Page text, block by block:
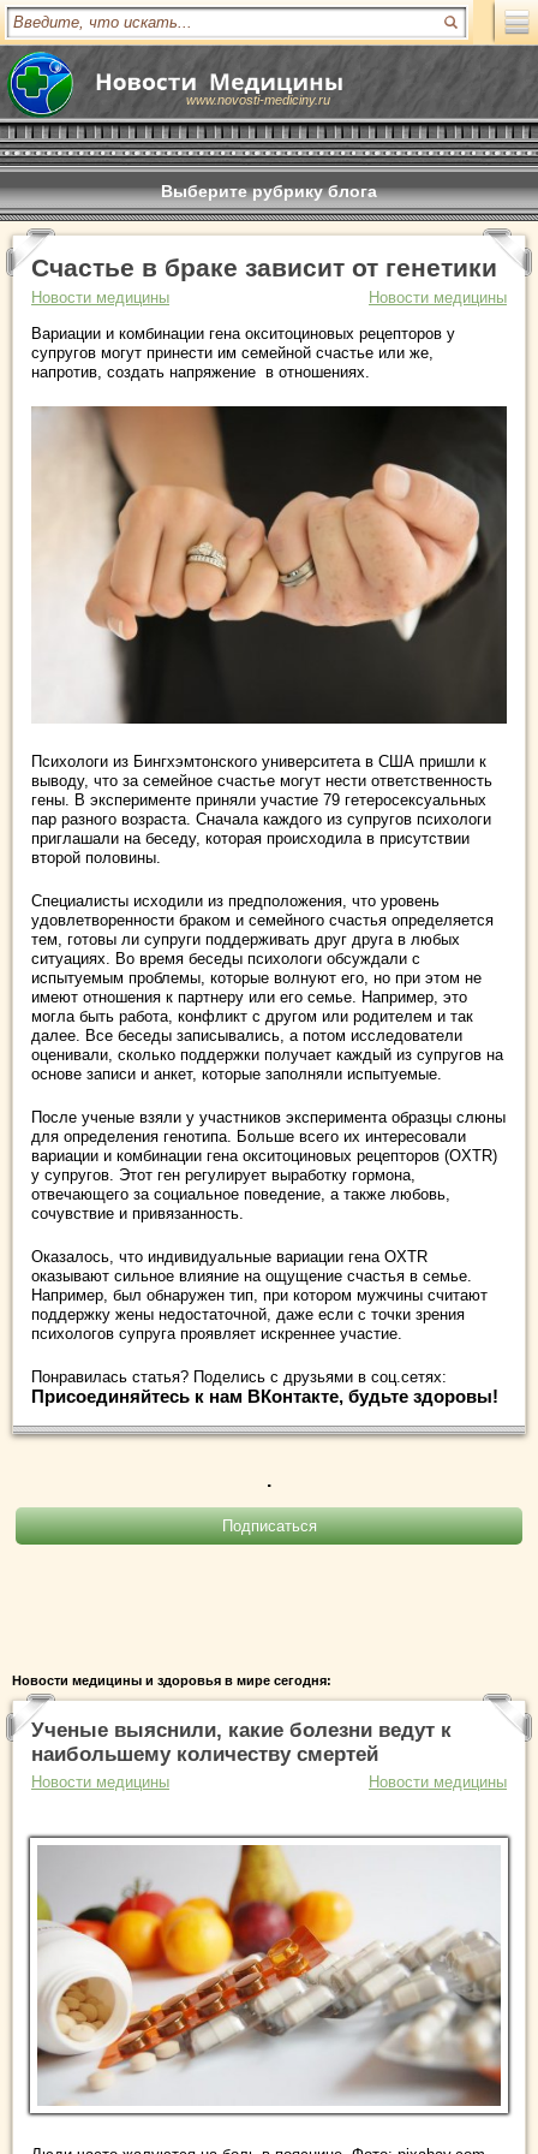
www.novosti-mediciny.ru
Выберите рубрику блога
Счастье в браке зависит от генетики
Новости медицины
Новости медицины
Вариации и комбинации гена окситоциновых рецепторов у
супругов могут принести им семейной счастье или же,
напротив, создать напряжение в отношениях.
Психологи из Бингхэмтонского университета в США пришли к
выводу, что за семейное счастье могут нести ответственность
гены. В эксперименте приняли участие 79 гетеросексуальных
пар разного возраста. Сначала каждого из супругов психологи
приглашали на беседу, которая происходила в присутствии
второй половины.
Специалисты исходили из предположения, что уровень
удовлетворенности браком и семейного счастья определяется
тем, готовы ли супруги поддерживать друг друга в любых
ситуациях. Во время беседы психологи обсуждали с
испытуемым проблемы, которые волнуют его, но при этом не
имеют отношения к партнеру или его семье. Например, это
могла быть работа, конфликт с другом или родителем и так
далее. Все беседы записывались, а потом исследователи
оценивали, сколько поддержки получает каждый из супругов на
основе записи и анкет, которые заполняли испытуемые.
После ученые взяли у участников эксперимента образцы слюны
для определения генотипа. Больше всего их интересовали
вариации и комбинации гена окситоциновых рецепторов (OXTR)
у супругов. Этот ген регулирует выработку гормона,
отвечающего за социальное поведение, а также любовь,
сочувствие и привязанность.
Оказалось, что индивидуальные вариации гена OXTR
оказывают сильное влияние на ощущение счастья в семье.
Например, был обнаружен тип, при котором мужчины считают
поддержку жены недостаточной, даже если с точки зрения
психологов супруга проявляет искреннее участие.
Понравилась статья? Поделись с друзьями в соц.сетях:
Присоединяйтесь к нам ВКонтакте, будьте здоровы!
.
Новости медицины и здоровья в мире сегодня:
Ученые выяснили, какие болезни ведут к
наибольшему количеству смертей
Новости медицины Новости медицины